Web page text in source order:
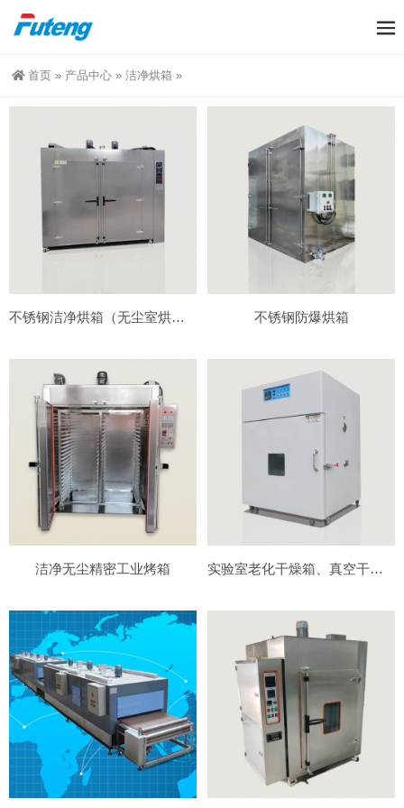
首页 » 产品中心 » 洁净烘箱 »
不锈钢洁净烘箱（无尘室烘箱） 不锈钢防爆烘箱
洁净无尘精密工业烤箱 实验室老化干燥箱、真空干燥箱